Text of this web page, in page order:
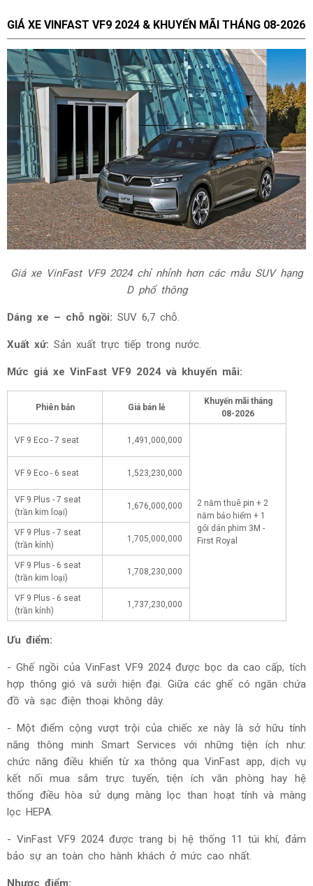
GIÁ XE VINFAST VF9 2024 & KHUYẾN MÃI THÁNG 08-2026
Giá xe VinFast VF9 2024 chỉ nhỉnh hơn các mẫu SUV hạng
D phổ thông
Dáng xe – chỗ ngồi: SUV 6,7 chỗ.
Xuất xứ: Sản xuất trực tiếp trong nước.
Mức giá xe VinFast VF9 2024 và khuyến mãi:
Phiên bản Giá bán lẻ
Khuyến mãi tháng
08-2026
VF 9 Eco - 7 seat 1,491,000,000
2 năm thuê pin + 2
năm bảo hiểm + 1
gói dán phim 3M -
First Royal
VF 9 Eco - 6 seat 1,523,230,000
VF 9 Plus - 7 seat
(trần kim loại)
1,676,000,000
VF 9 Plus - 7 seat
(trần kính)
1,705,000,000
VF 9 Plus - 6 seat
(trần kim loại)
1,708,230,000
VF 9 Plus - 6 seat
(trần kính)
1,737,230,000
Ưu điểm:
- Ghế ngồi của VinFast VF9 2024 được bọc da cao cấp, tích
hợp thông gió và sưởi hiện đại. Giữa các ghế có ngăn chứa
đồ và sạc điện thoại không dây.
- Một điểm cộng vượt trội của chiếc xe này là sở hữu tính
năng thông minh Smart Services với những tiện ích như:
chức năng điều khiển từ xa thông qua VinFast app, dịch vụ
kết nối mua sắm trực tuyến, tiện ích văn phòng hay hệ
thống điều hòa sử dụng màng lọc than hoạt tính và màng
lọc HEPA.
- VinFast VF9 2024 được trang bị hệ thống 11 túi khí, đảm
bảo sự an toàn cho hành khách ở mức cao nhất.
Nhược điểm: